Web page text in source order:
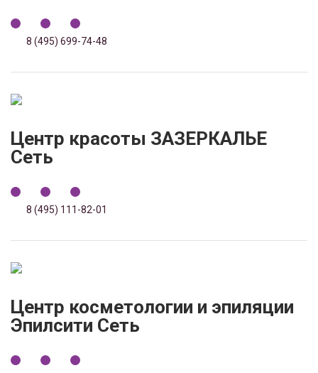
8 (495) 699-74-48
Центр красоты ЗАЗЕРКАЛЬЕ
Сеть
8 (495) 111-82-01
Центр косметологии и эпиляции
Эпилсити Сеть